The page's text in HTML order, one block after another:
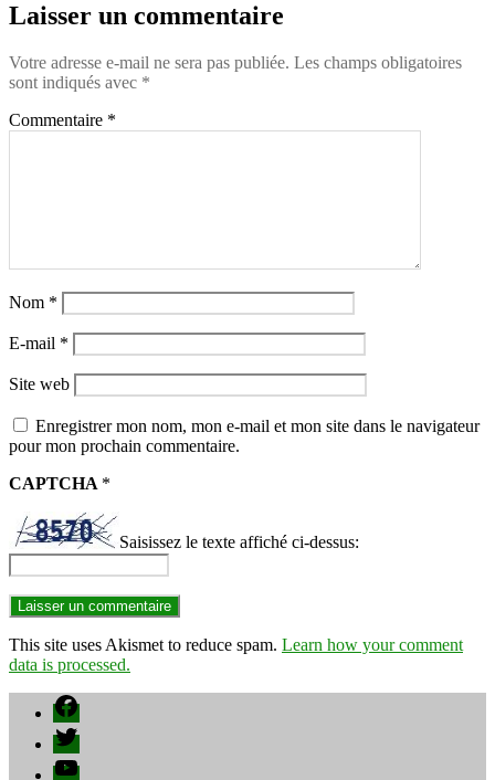
Laisser un commentaire
Votre adresse e-mail ne sera pas publiée. Les champs obligatoires
sont indiqués avec *
Commentaire *
Nom *
E-mail *
Site web
Enregistrer mon nom, mon e-mail et mon site dans le navigateur
pour mon prochain commentaire.
CAPTCHA *
Saisissez le texte affiché ci-dessus:
This site uses Akismet to reduce spam. Learn how your comment
data is processed.
Facebook
Twitter
YouTube